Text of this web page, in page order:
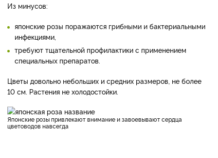
Из минусов:
японские розы поражаются грибными и бактериальными
инфекциями,
требуют тщательной профилактики с применением
специальных препаратов.
Цветы довольно небольших и средних размеров, не более
10 см. Растения не холодостойки.
Японские розы привлекают внимание и завоевывают сердца
цветоводов навсегда